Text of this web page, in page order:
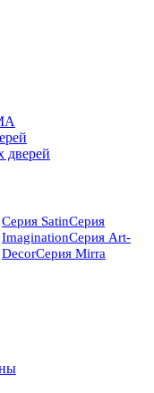
дверей
Серия SatinСерия
ImaginationСерия Art-
DeсorСерия Mirra